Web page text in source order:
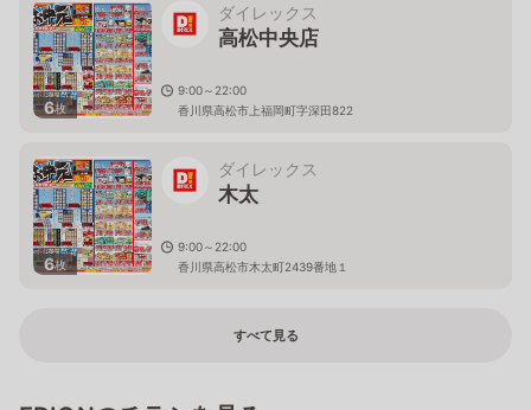
6枚
ダイレックス
高松中央店
9:00～22:00
香川県高松市上福岡町字深田822
6枚
ダイレックス
木太
9:00～22:00
香川県高松市木太町2439番地１
すべて見る